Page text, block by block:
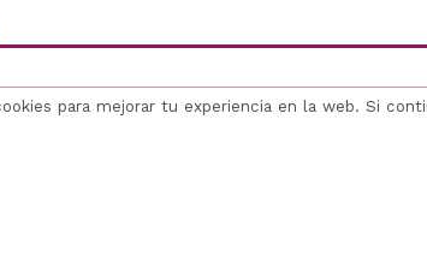
para mejorar tu experiencia en la web. Si